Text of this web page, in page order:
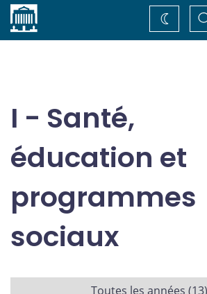
Accueil
de
I - Santé,
éducation et
programmes
sociaux
Toutes les années (13)